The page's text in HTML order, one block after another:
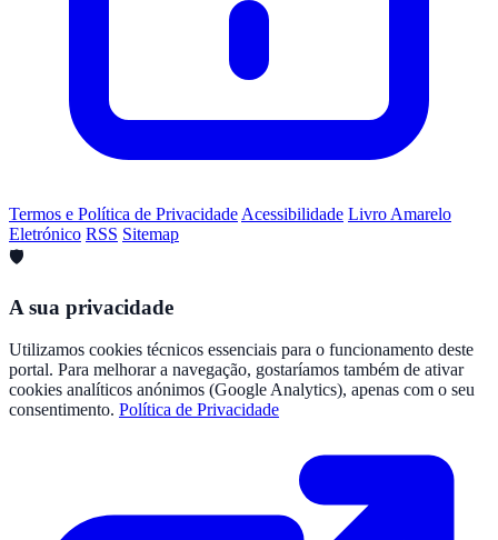
Termos e Política de Privacidade Acessibilidade Livro Amarelo
Eletrónico RSS Sitemap
🛡️
A sua privacidade
Utilizamos cookies técnicos essenciais para o funcionamento deste
portal. Para melhorar a navegação, gostaríamos também de ativar
cookies analíticos anónimos (Google Analytics), apenas com o seu
consentimento. Política de Privacidade